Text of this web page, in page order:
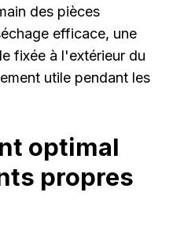
des pièces
efficace, une
fixée à l'extérieur du
utile pendant les
optimal
propres